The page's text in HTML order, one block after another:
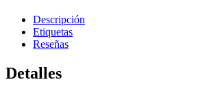
Descripción
Etiquetas
Reseñas
Detalles